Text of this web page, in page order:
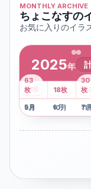
MONTHLY ARCHIVE
ちょこなすの
お気に入りのイラ
2025年
1月
2枚 2月 3月
5月
41 枚
6月
13枚
7
6
9月
63
枚
10月
18枚
11月
30
枚